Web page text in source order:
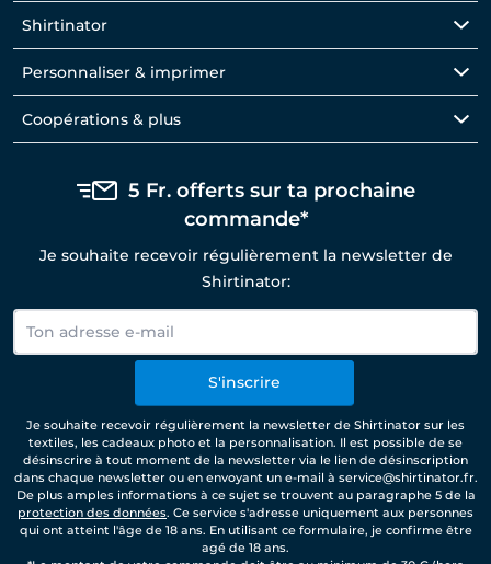
Shirtinator
Personnaliser & imprimer
Coopérations & plus
5 Fr. offerts sur ta prochaine
commande*
Je souhaite recevoir régulièrement la newsletter de
Shirtinator:
S'inscrire
Je souhaite recevoir régulièrement la newsletter de Shirtinator sur les
textiles, les cadeaux photo et la personnalisation. Il est possible de se
désinscrire à tout moment de la newsletter via le lien de désinscription
dans chaque newsletter ou en envoyant un e-mail à service@shirtinator.fr.
De plus amples informations à ce sujet se trouvent au paragraphe 5 de la
protection des données. Ce service s'adresse uniquement aux personnes
qui ont atteint l'âge de 18 ans. En utilisant ce formulaire, je confirme être
agé de 18 ans.